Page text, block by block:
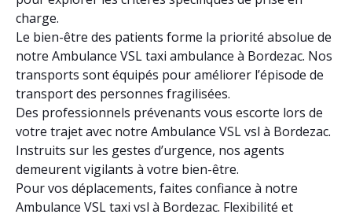
charge.
Le bien-être des patients forme la priorité absolue de
notre Ambulance VSL taxi ambulance à Bordezac. Nos
transports sont équipés pour améliorer l’épisode de
transport des personnes fragilisées.
Des professionnels prévenants vous escorte lors de
votre trajet avec notre Ambulance VSL vsl à Bordezac.
Instruits sur les gestes d’urgence, nos agents
demeurent vigilants à votre bien-être.
Pour vos déplacements, faites confiance à notre
Ambulance VSL taxi vsl à Bordezac. Flexibilité et